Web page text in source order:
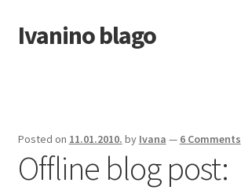
Skip
to
Skip
to
Ivanino blago
Foto galerija
Posted on 11.01.2010. by Ivana — 6 Comments
Offline blog post: